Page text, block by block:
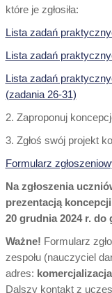
które je zgłosiła:
Lista zadań
Lista zadań
Lista zadań
(zadania 26-31)
2. Zaproponuj
3. Zgłoś swój projekt
Formularz
Na zgłoszenia
prezentacją
20 grudnia 2024 r. do
Ważne! Formularz
zespołu (nauczyciel
adres:
Dalszy kontakt z